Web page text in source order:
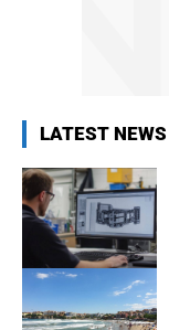
LATEST NEWS